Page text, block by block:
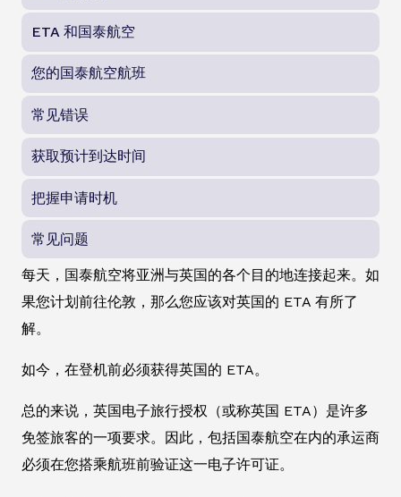
ETA 和国泰航空
您的国泰航空航班
常见错误
获取预计到达时间
把握申请时机
常见问题
每天，国泰航空将亚洲与英国的各个目的地连接起来。如
果您计划前往伦敦，那么您应该对英国的 ETA 有所了
解。
如今，在登机前必须获得英国的 ETA。
总的来说，英国电子旅行授权（或称英国 ETA）是许多
免签旅客的一项要求。因此，包括国泰航空在内的承运商
必须在您搭乘航班前验证这一电子许可证。